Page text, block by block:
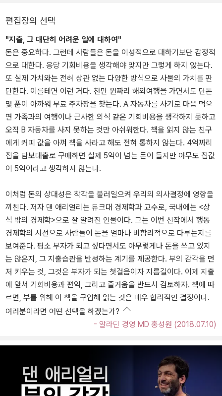
편집장의 선택
"지출, 그 대단히 어려운 일에 대하여"
돈은 중요하다. 그런데 사람들은 돈을 이성적으로 대하기보단 감정적
으로 대한다. 응당 기회비용을 생각해야 맞지만 그렇게 하지 않는다.
또 실제 가치와는 전혀 상관 없는 다양한 방식으로 사물의 가치를 판
단한다. 이를테면 이런 거다. 천만 원짜리 해외여행을 가면서도 단돈
몇 푼이 아까워 무료 주차장을 찾는다. A 자동차를 사기로 마음 먹으
면 가족과의 여행이나 근사한 외식 같은 기회비용을 생각하지 못하고
오직 B 자동차를 사지 못하는 것만 아쉬워한다. 책을 읽지 않는 친구
에게 커피 값을 아껴 책을 사라고 해도 전혀 통하지 않는다. 4억짜리
집을 담보대출로 구매하면 실제 5억이 넘는 돈이 들지만 아무도 집값
이 5억이라고 생각하지 않는다.
이처럼 돈의 상대성은 착각을 불러일으켜 우리의 의사결정에 영향을
끼친다. 저자 댄 애리얼리는 듀크대 경제학과 교수로, 국내에는 <상
식 밖의 경제학>으로 잘 알려진 인물이다. 그는 이번 신작에서 행동
경제학의 시선으로 사람들이 돈을 얼마나 비합리적으로 다루는지를
보여준다. 평소 부자가 되고 싶다면서도 아무렇게나 돈을 쓰고 있지
는 않은지, 그 지출습관을 반성하는 계기를 제공한다. 부의 감각을 먼
저 키우는 것, 그것은 부자가 되는 첫걸음이자 지름길이다. 이제 지출
에 앞서 기회비용과 편익, 그리고 즐거움을 반드시 검토하자. 책에 따
르면, 부를 위해 이 책을 구입해 읽는 것은 매우 합리적인 결정이다.
여러분이라면 어떤 선택을 하겠는가?
- 알라딘 경영 MD 홍성원 (2018.07.10)